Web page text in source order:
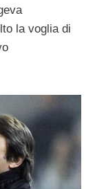
la voglia di